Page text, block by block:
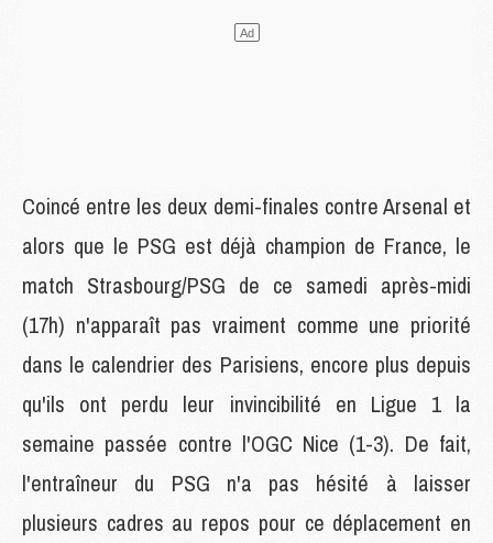
Coincé entre les deux demi-finales contre Arsenal et
alors que le PSG est déjà champion de France, le
match Strasbourg/PSG de ce samedi après-midi
(17h) n'apparaît pas vraiment comme une priorité
dans le calendrier des Parisiens, encore plus depuis
qu'ils ont perdu leur invincibilité en Ligue 1 la
semaine passée contre l'OGC Nice (1-3). De fait,
l'entraîneur du PSG n'a pas hésité à laisser
plusieurs cadres au repos pour ce déplacement en